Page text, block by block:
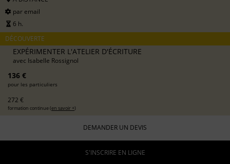
par email
6 h.
DÉCOUVERTE
EXPÉRIMENTER L'ATELIER D'ÉCRITURE
avec Isabelle Rossignol
136 €
pour les particuliers
272 €
formation continue (en savoir +)
DEMANDER UN DEVIS
S'INSCRIRE EN LIGNE